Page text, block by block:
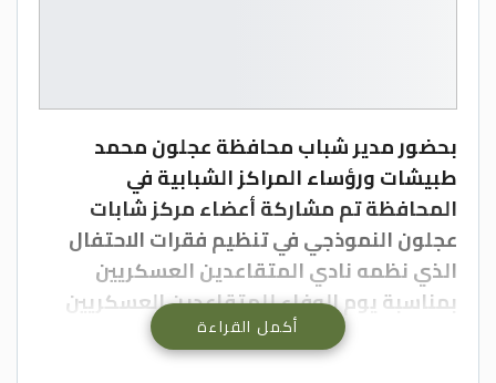
بحضور مدير شباب محافظة عجلون محمد
طبيشات ورؤساء المراكز الشبابية في
المحافظة تم مشاركة أعضاء مركز شابات
عجلون النموذجي في تنظيم فقرات الاحتفال
الذي نظمه نادي المتقاعدين العسكريين
بمناسبة يوم الوفاء للمتقاعدين العسكريين
والمحاربين القدامى،والذي تخلل قصائد شعرية
للشاعرين ورود الشرع،ومحمد الشرع
أكمل القراءة